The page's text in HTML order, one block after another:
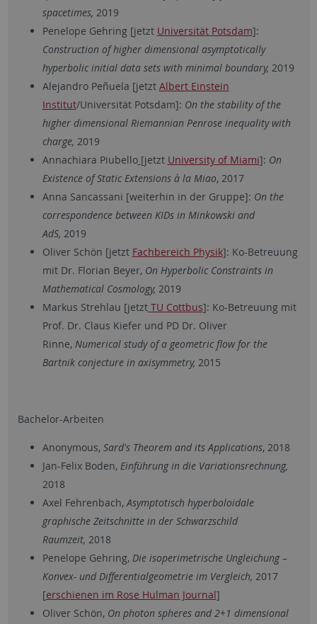
spacetimes, 2019
Penelope Gehring [jetzt Universität Potsdam]:
Construction of higher dimensional asymptotically
hyperbolic initial data sets with minimal boundary, 2019
Alejandro Peñuela [jetzt Albert Einstein
Institut/Universität Potsdam]: On the stability of the
higher dimensional Riemannian Penrose inequality with
charge, 2019
Annachiara Piubello [jetzt University of Miami]: On
Existence of Static Extensions à la Miao, 2017
Anna Sancassani [weiterhin in der Gruppe]: On the
correspondence between KIDs in Minkowski and
AdS, 2019
Oliver Schön [jetzt Fachbereich Physik]: Ko-Betreuung
mit Dr. Florian Beyer, On Hyperbolic Constraints in
Mathematical Cosmology, 2019
Markus Strehlau [jetztTU Cottbus]: Ko-Betreuung mit
Prof. Dr. Claus Kiefer und PD Dr. Oliver
Rinne, Numerical study of a geometric flow for the
Bartnik conjecture in axisymmetry, 2015
Bachelor-Arbeiten
Anonymous, Sard's Theorem and its Applications, 2018
Jan-Felix Boden, Einführung in die Variationsrechnung,
2018
Axel Fehrenbach,Asymptotisch hyperboloidale
graphische Zeitschnitte in der Schwarzschild
Raumzeit, 2018
Penelope Gehring, Die isoperimetrische Ungleichung –
Konvex- und Differentialgeometrie im Vergleich, 2017
[erschienen im Rose Hulman Journal]
Oliver Schön, On photon spheres and 2+1 dimensional